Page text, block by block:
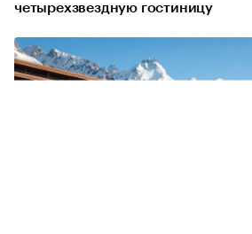
четырехзвездную гостиницу